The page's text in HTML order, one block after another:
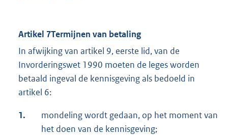
Artikel 7Termijnen van betaling
In afwijking van artikel 9, eerste lid, van de
Invorderingswet 1990 moeten de leges worden
betaald ingeval de kennisgeving als bedoeld in
artikel 6:
1.
mondeling wordt gedaan, op het moment van
het doen van de kennisgeving;